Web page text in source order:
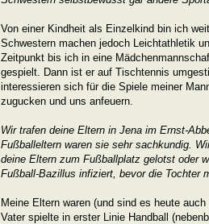
Von einer Kindheit als Einzelkind bin ich
Schwestern machen jedoch Leichtathletik
Zeitpunkt bis ich in eine
gespielt. Dann ist er auf Tischtennis
interessieren sich für die Spiele meiner
zugucken und uns anfeuern.
Wir trafen deine Eltern in Jena im Ernst-
Fußballeltern waren sie sehr sachkundig.
deine Eltern zum Fußballplatz gelotst oder
Fußball-Bazillus infiziert, bevor die Tochter
Meine Eltern waren (und sind es heute
Vater spielte in erster Linie Handball